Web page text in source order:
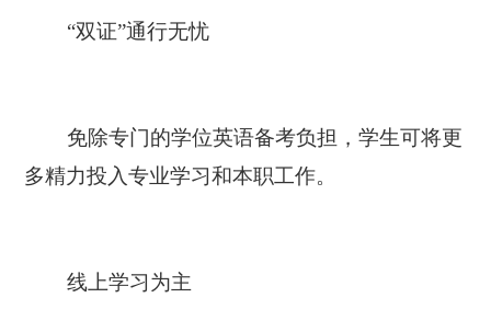
“双证”通行无忧
免除专门的学位英语备考负担，学生可将更
多精力投入专业学习和本职工作。
线上学习为主